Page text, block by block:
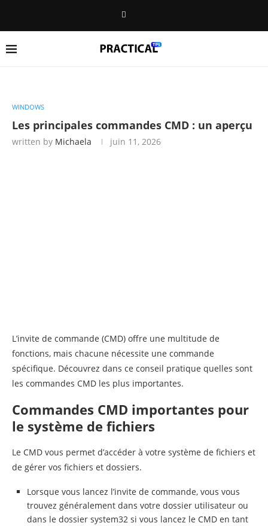
WINDOWS
Les principales commandes CMD : un aperçu
written by Michaela juin 11, 2026
L’invite de commande (CMD) offre une multitude de
fonctions, mais chacune nécessite une commande
spécifique. Découvrez dans ce conseil pratique quelles sont
les commandes CMD les plus importantes.
Commandes CMD importantes pour
le système de fichiers
Le CMD vous permet d’accéder à votre système de fichiers et
de gérer vos fichiers et dossiers.
Lorsque vous lancez l’invite de commande, vous vous
trouvez généralement dans votre dossier utilisateur ou
dans le dossier system32 si vous lancez le CMD en tant